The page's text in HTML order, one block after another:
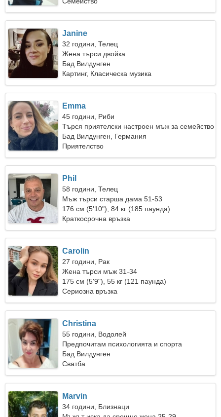
Janine
32 години, Телец
Жена търси двойка
Бад Вилдунген
Картинг, Класическа музика
Emma
45 години, Риби
Търся приятелски настроен мъж за семейство
Бад Вилдунген, Германия
Приятелство
Phil
58 години, Телец
Мъж търси старша дама 51-53
176 см (5'10"), 84 кг (185 паунда)
Краткосрочна връзка
Carolin
27 години, Рак
Жена търси мъж 31-34
175 см (5'9"), 55 кг (121 паунда)
Сериозна връзка
Christina
55 години, Водолей
Предпочитам психологията и спорта
Бад Вилдунген
Сватба
Marvin
34 години, Близнаци